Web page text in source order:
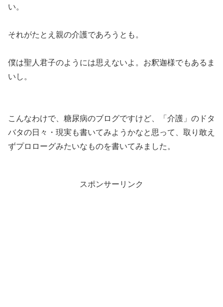
い。
それがたとえ親の介護であろうとも。
僕は聖人君子のようには思えないよ。お釈迦様でもあるま
いし。
こんなわけで、糖尿病のブログですけど、「介護」のドタ
バタの日々・現実も書いてみようかなと思って、取り敢え
ずプロローグみたいなものを書いてみました。
スポンサーリンク